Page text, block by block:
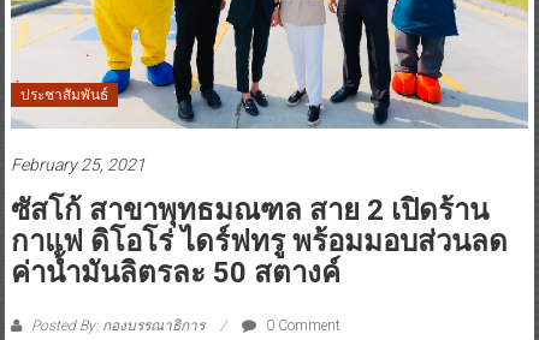
ประชาสัมพันธ์
February 25, 2021
ซัสโก้ สาขาพุทธมณฑล สาย 2 เปิดร้าน
กาแฟ ดิโอโร่ ไดร์ฟทรู พร้อมมอบส่วนลด
ค่าน้ำมันลิตรละ 50 สตางค์
Posted By: กองบรรณาธิการ 0 Comment